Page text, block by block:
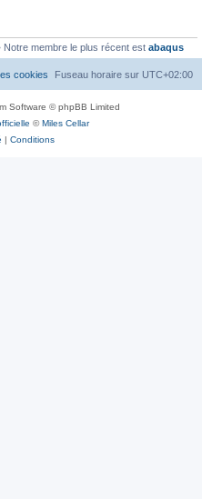
Notre membre le plus récent est abaqus
Fuseau horaire sur UTC+02:00
cookies
Software © phpBB Limited
©Miles Cellar
| Conditions